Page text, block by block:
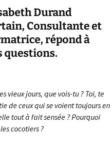
Durand
Consultante et
répond à
questions.
vieux jours, que vois-tu ? Toi, te
de ceux qui se voient toujours en
tout à fait sensée ? Pourquoi
cocotiers ?